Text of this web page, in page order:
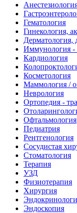
Гематология
Гинекология,
Дерматология,
Иммунология -
Кардиология
Косметология
Маммология /
Неврология
Ортопедия -
Офтальмология
Педиатрия
Рентгенология
Сосудистая
Стоматология
Терапия
УЗД
Физиотерапия
Хирургия
Эндоскопия